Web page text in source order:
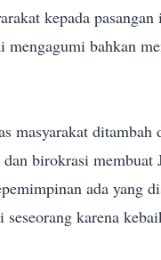
kepada
mengagumi bahkan
masyarakat
birokrasi
ada yang
karena